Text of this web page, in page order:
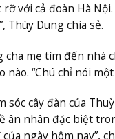
rỡ với cả đoàn Hà
Thùy Dung chia sẻ.
cha mẹ tìm đến
“Chú chỉ nói
sóc cây đàn của
ân nhân đặc biệt
ngày hôm nay”,